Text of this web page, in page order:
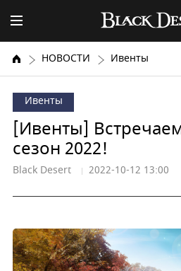
НОВОСТИ Ивенты
Ивенты
[Ивенты]
сезон 2022!
Black Desert 2022-10-12 13:00